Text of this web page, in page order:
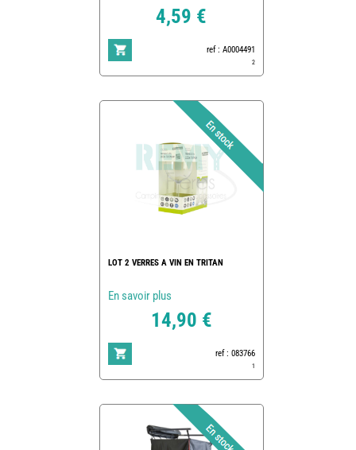
4,59 €
ref : A0004491
2
LOT 2 VERRES A VIN EN TRITAN
En savoir plus
14,90 €
ref : 083766
1